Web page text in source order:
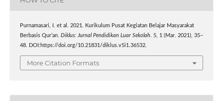
Purnamasari, I. et al. 2021. Kurikulum Pusat Kegiatan Belajar Masyarakat
Berbasis Qur’an. Diklus: Jurnal Pendidikan Luar Sekolah. 5, 1 (Mar. 2021), 35–
48. DOI:https://doi.org/10.21831/diklus.v5i1.36532.
More Citation Formats